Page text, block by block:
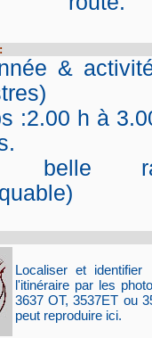
&
:2.00 h à
belle
Localiser et identifier
l'itinéraire par les
3637 OT, 3537ET ou
peut reproduire ici.